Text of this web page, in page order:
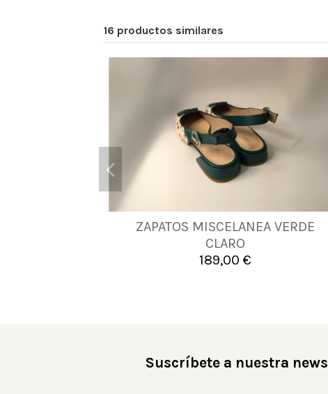
16 productos similares
ZAPATOS MISCELANEA VERDE
CLARO
189,00 €
35 37 39 40
Añadir al carrito
Suscríbete a nuestra